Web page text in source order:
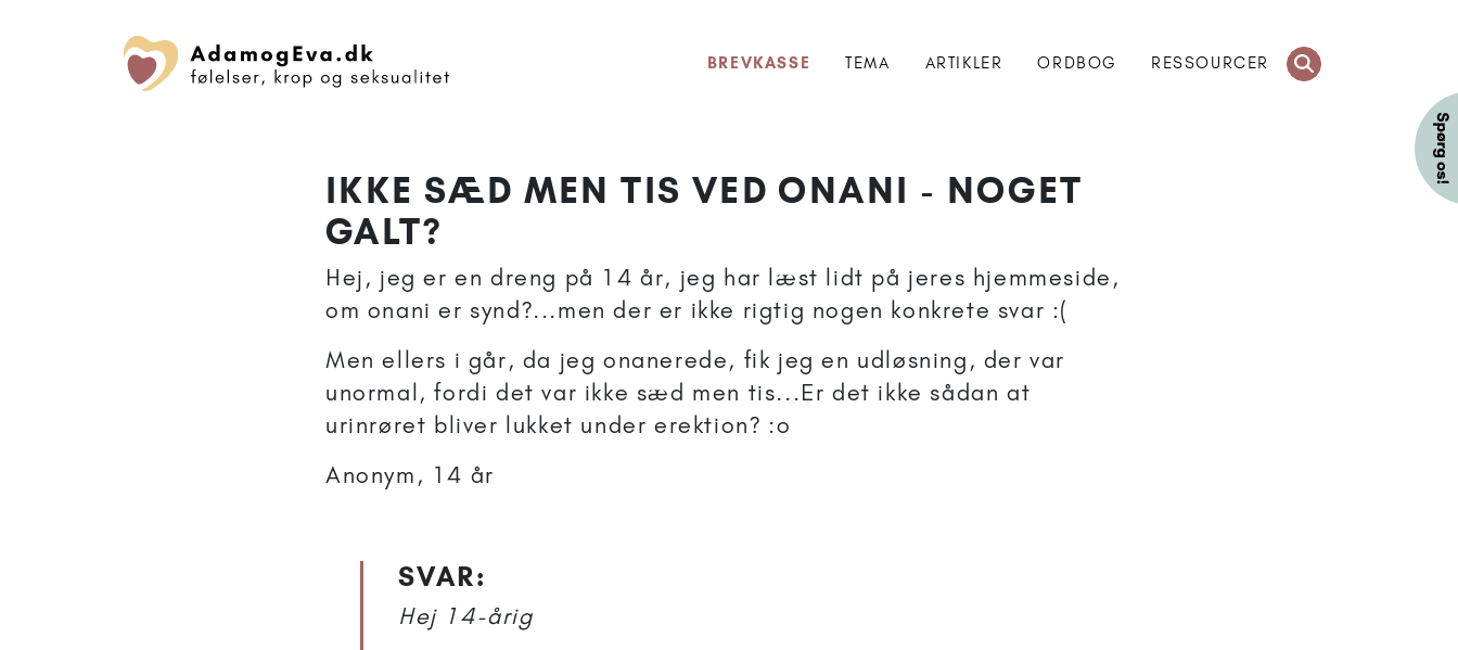
BREVKASSE TEMA ARTIKLER ORDBOG RESSOURCER
IKKE SÆD MEN TIS VED ONANI - NOGET
GALT?
Hej, jeg er en dreng på 14 år, jeg har læst lidt på jeres hjemmeside,
om onani er synd?...men der er ikke rigtig nogen konkrete svar :(
Men ellers i går, da jeg onanerede, fik jeg en udløsning, der var
unormal, fordi det var ikke sæd men tis...Er det ikke sådan at
urinrøret bliver lukket under erektion? :o
Anonym, 14 år
SVAR:
Hej 14-årig